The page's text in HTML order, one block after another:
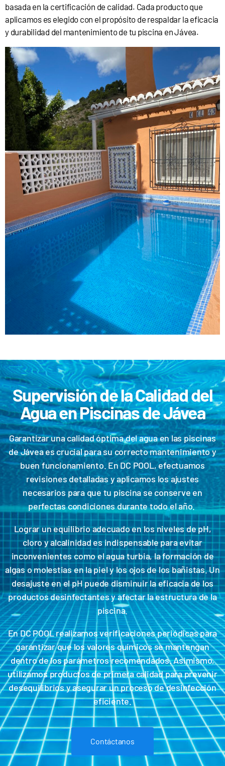
basada en la certificación de calidad. Cada producto que
aplicamos es elegido con el propósito de respaldar la eficacia
y durabilidad del mantenimiento de tu piscina en Jávea.
Supervisión de la Calidad del
Agua en Piscinas de Jávea
Garantizar una calidad óptima del agua en las piscinas
de Jávea es crucial para su correcto mantenimiento y
buen funcionamiento. En DC POOL, efectuamos
revisiones detalladas y aplicamos los ajustes
necesarios para que tu piscina se conserve en
perfectas condiciones durante todo el año.
Lograr un equilibrio adecuado en los niveles de pH,
cloro y alcalinidad es indispensable para evitar
inconvenientes como el agua turbia, la formación de
algas o molestias en la piel y los ojos de los bañistas. Un
desajuste en el pH puede disminuir la eficacia de los
productos desinfectantes y afectar la estructura de la
piscina.
En DC POOL realizamos verificaciones periódicas para
garantizar que los valores químicos se mantengan
dentro de los parámetros recomendados. Asimismo,
utilizamos productos de primera calidad para prevenir
desequilibrios y asegurar un proceso de desinfección
eficiente.
Contáctanos